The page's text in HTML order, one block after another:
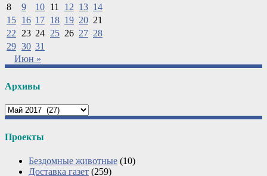
8
9 10 11 12 13 14
15 16 17 18 19 20 21
22 23 24 25 26 27 28
29 30 31
Июн »
Архивы
Архивы
Проекты
Бездомные животные (10)
Доставка газет (259)